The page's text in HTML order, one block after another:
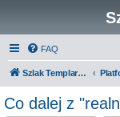
FAQ
Szlak Templariuszy
Co dalej z